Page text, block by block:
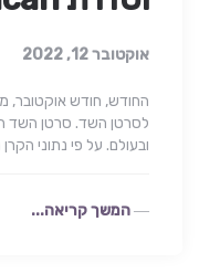
אוקטובר 12, 2022
החודש, חודש אוקטובר,
לסרטן השד. סרטן השד
ובעולם. על פי נתוני
המשך קריאה...